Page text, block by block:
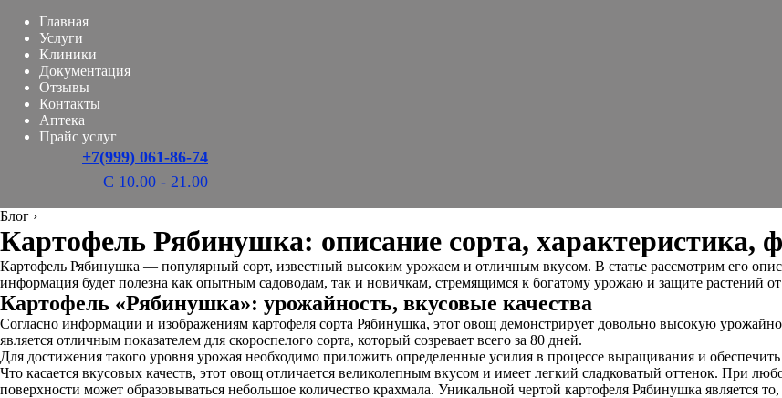
Главная
Услуги
Клиники
Документация
Отзывы
Контакты
Аптека
Прайс услуг
+7(999) 061-86-74
С 10.00 - 21.00
Блог ›
Картофель Рябинушка: описание сорта, характеристика,
Картофель Рябинушка — популярный сорт, известный высоким урожаем и отличным вкусом. В статье рассмотрим его
информация будет полезна как опытным садоводам, так и новичкам, стремящимся к богатому урожаю и защите растений от
Картофель «Рябинушка»: урожайность, вкусовые качества
Согласно информации и изображениям картофеля сорта Рябинушка, этот овощ демонстрирует довольно высокую
является отличным показателем для скороспелого сорта, который созревает всего за 80 дней.
Для достижения такого уровня урожая необходимо приложить определенные усилия в процессе выращивания и
Что касается вкусовых качеств, этот овощ отличается великолепным вкусом и имеет легкий сладковатый оттенок. При
поверхности может образовываться небольшое количество крахмала. Уникальной чертой картофеля Рябинушка является